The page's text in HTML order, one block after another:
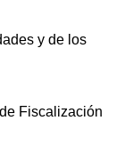
y de los
Fiscalización